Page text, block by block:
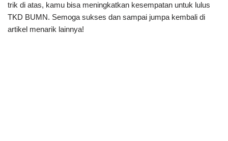
trik di atas, kamu bisa meningkatkan kesempatan untuk lulus
TKD BUMN. Semoga sukses dan sampai jumpa kembali di
artikel menarik lainnya!